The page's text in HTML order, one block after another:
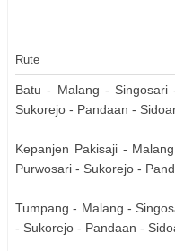
Rute
Batu - Malang -
Sukorejo - Pandaan -
Kepanjen Pakisaji -
Purwosari - Sukorejo -
Tumpang - Malang -
- Sukorejo - Pandaan -